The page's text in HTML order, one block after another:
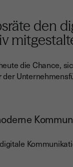
den
die Chance,
der